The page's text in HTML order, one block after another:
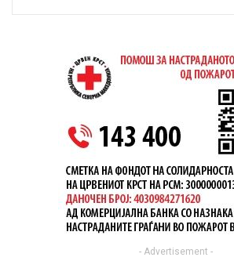
- Advertisement -